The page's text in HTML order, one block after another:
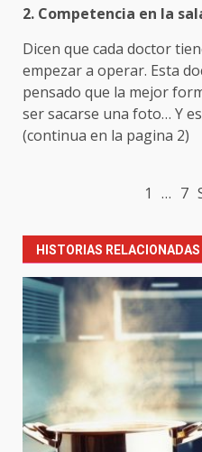
2. Competencia en la
Dicen que cada doctor
empezar a operar. Esta
pensado que la mejor
ser sacarse una foto… Y
(continua en la pagina 2)
1 … 7
HISTORIAS RELACIONADAS